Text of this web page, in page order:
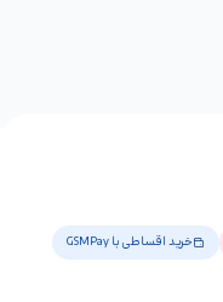
خرید اقساطی با GSMPay